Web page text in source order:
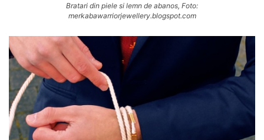
Bratari din piele si lemn de abanos, Foto:
merkabawarriorjewellery.blogspot.com